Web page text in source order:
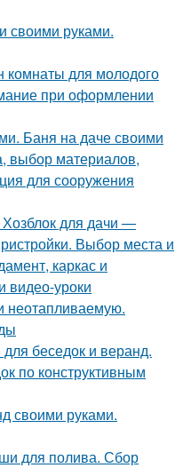
своими руками.
комнаты для молодого
при оформлении
Баня на даче своими
выбор материалов,
для сооружения
Хозблок для дачи —
Выбор места и
каркас и
видео-уроки
неотапливаемую.
беседок и веранд.
по конструктивным
своими руками.
для полива. Сбор